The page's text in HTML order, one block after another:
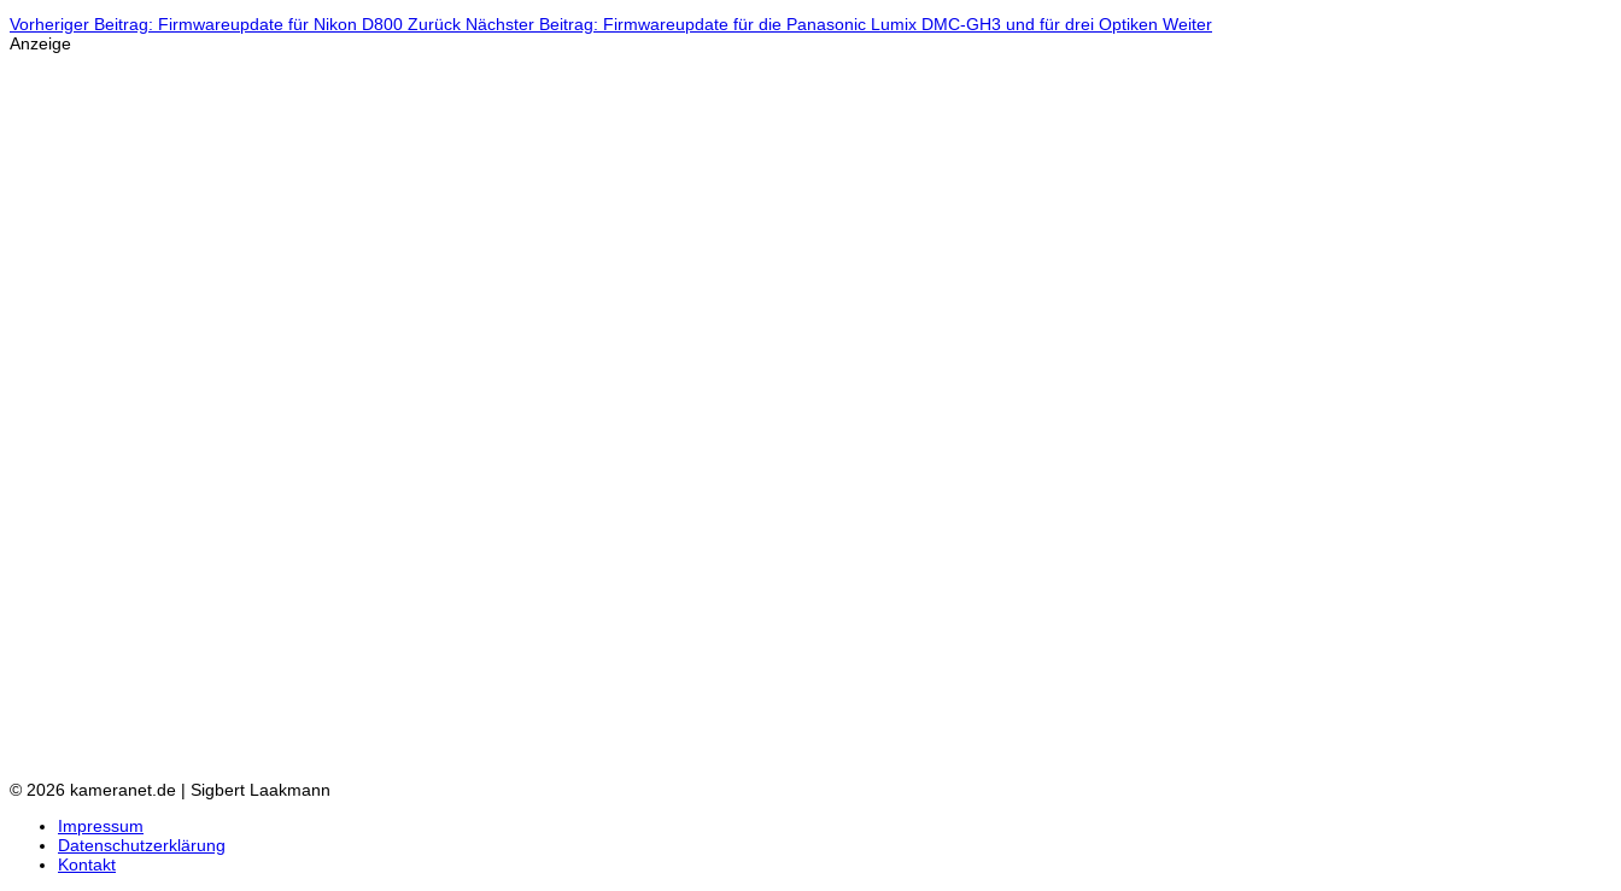
Vorheriger Beitrag: Firmwareupdate für Nikon D800 Zurück Nächster Beitrag: Firmwareupdate für die Panasonic Lumix DMC-GH3 und für drei Optiken Weiter
Anzeige
© 2026 kameranet.de | Sigbert Laakmann
Impressum
Datenschutzerklärung
Kontakt